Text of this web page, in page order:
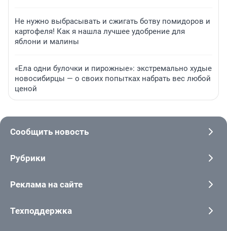
Не нужно выбрасывать и сжигать ботву помидоров и
картофеля! Как я нашла лучшее удобрение для
яблони и малины
«Ела одни булочки и пирожные»: экстремально худые
новосибирцы — о своих попытках набрать вес любой
ценой
Сообщить новость
Рубрики
Реклама на сайте
Техподдержка